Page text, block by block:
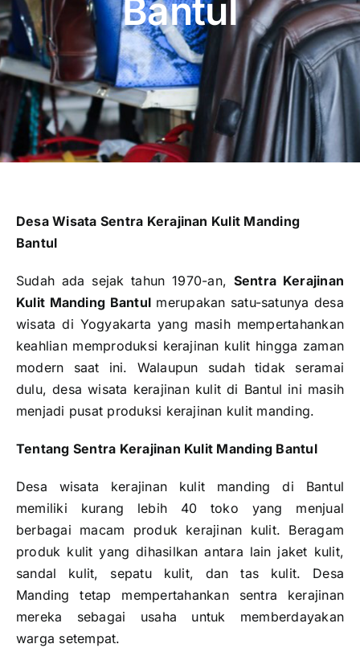
Publikasi
Peta Wisata
BLU
Bantul
Desa Wisata Sentra Kerajinan Kulit Manding
Bantul
Sudah ada sejak tahun 1970-an, Sentra Kerajinan
Kulit Manding Bantulmerupakan satu-satunya desa
wisata di Yogyakarta yang masih mempertahankan
keahlian memproduksi kerajinan kulit hingga zaman
modern saat ini. Walaupun sudah tidak seramai
dulu, desa wisata kerajinan kulit di Bantul ini masih
menjadi pusat produksi kerajinan kulit manding.
Tentang Sentra Kerajinan Kulit Manding Bantul
Desa wisata kerajinan kulit manding di Bantul
memiliki kurang lebih 40 toko yang menjual
berbagai macam produk kerajinan kulit. Beragam
produk kulit yang dihasilkan antara lain jaket kulit,
sandal kulit, sepatu kulit, dan tas kulit. Desa
Manding tetap mempertahankan sentra kerajinan
mereka sebagai usaha untuk memberdayakan
warga setempat.